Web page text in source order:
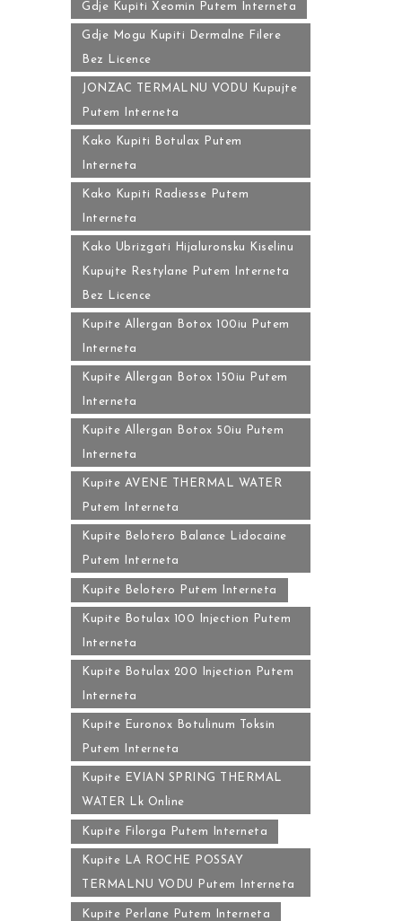
Gdje Kupiti Xeomin Putem Interneta
Gdje Mogu Kupiti Dermalne Filere
Bez Licence
JONZAC TERMALNU VODU Kupujte
Putem Interneta
Kako Kupiti Botulax Putem
Interneta
Kako Kupiti Radiesse Putem
Interneta
Kako Ubrizgati Hijaluronsku Kiselinu
Kupujte Restylane Putem Interneta
Bez Licence
Kupite Allergan Botox 100iu Putem
Interneta
Kupite Allergan Botox 150iu Putem
Interneta
Kupite Allergan Botox 50iu Putem
Interneta
Kupite AVENE THERMAL WATER
Putem Interneta
Kupite Belotero Balance Lidocaine
Putem Interneta
Kupite Belotero Putem Interneta
Kupite Botulax 100 Injection Putem
Interneta
Kupite Botulax 200 Injection Putem
Interneta
Kupite Euronox Botulinum Toksin
Putem Interneta
Kupite EVIAN SPRING THERMAL
WATER Lk Online
Kupite Filorga Putem Interneta
Kupite LA ROCHE POSSAY
TERMALNU VODU Putem Interneta
Kupite Perlane Putem Interneta